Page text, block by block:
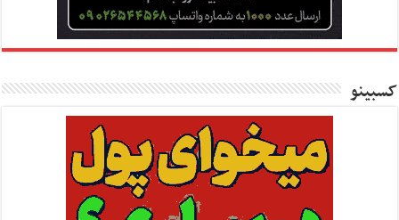
کسبینو